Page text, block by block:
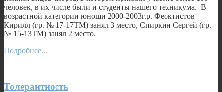
человек, в их числе были и студенты нашего техникума. В
возрастной категории юноши 2000-2003г.р. Феоктистов
Кирилл (гр. № 17-17ТМ) занял 3 место, Спиркин Сергей (гр.
№ 15-13ТМ) занял 2 место.
Подробнее...
Толерантность